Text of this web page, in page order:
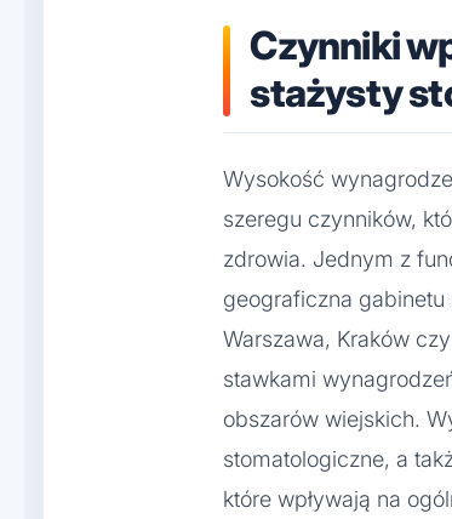
Czynniki
stażysty
Wysokość
szeregu czynników,
zdrowia. Jednym z
geograficzna
Warszawa, Kraków
stawkami
obszarów wiejskich.
stomatologiczne, a
które wpływają na